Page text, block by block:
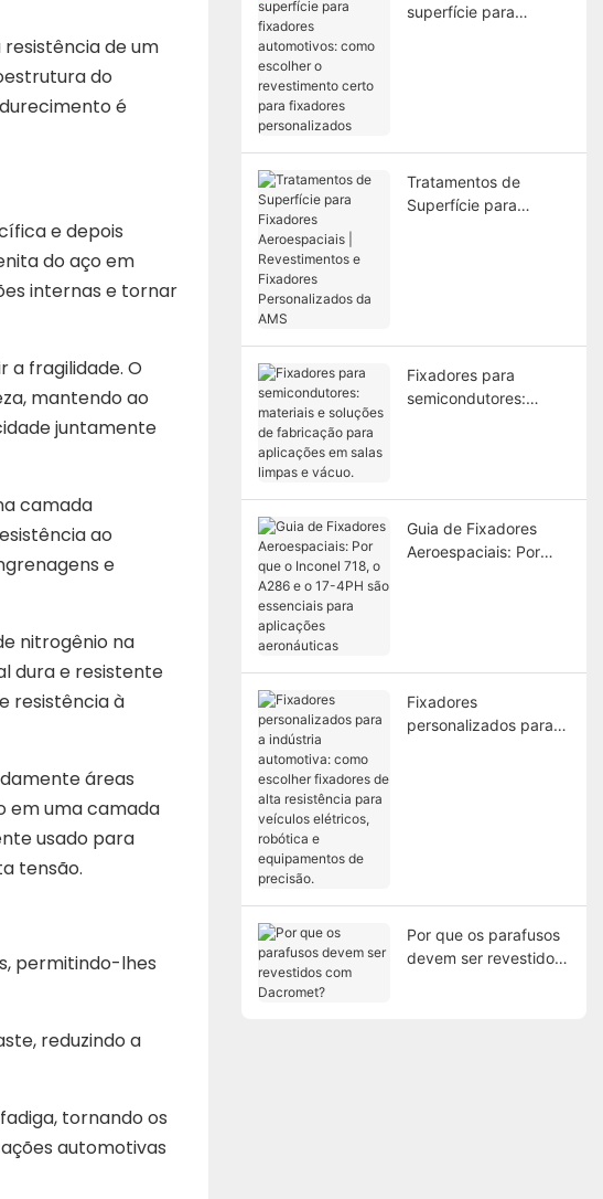
de um
do
é
e depois
do aço em
internas e tornar
a fragilidade. O
mantendo ao
juntamente
camada
ao
e
nitrogênio na
dura e resistente
resistência à
áreas
em uma camada
usado para
tensão.
permitindo-lhes
reduzindo a
tornando os
automotivas
superfície para
personalizados
Tratamentos de
Superfície para
AMS
Fixadores para
semicondutores:
Guia de Fixadores
Aeroespaciais: Por
Fixadores
personalizados para a
precisão.
Por que os parafusos
devem ser revestidos